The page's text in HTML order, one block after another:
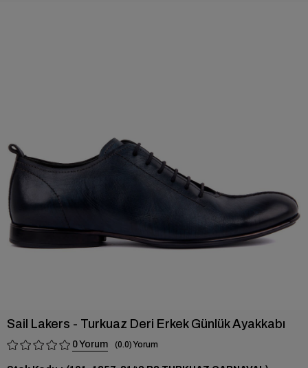
Sail Lakers - Turkuaz Deri Erkek Günlük Ayakkabı
0 0.0